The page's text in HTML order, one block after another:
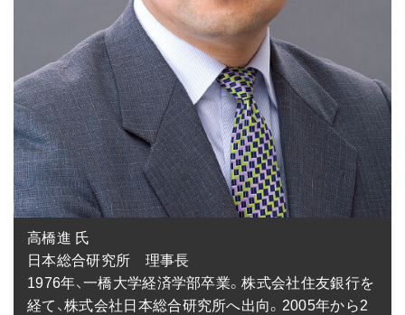
高橋進 氏
日本総合研究所　理事長
1976年、一橋大学経済学部卒業。株式会社住友銀行を
経て、株式会社日本総合研究所へ出向。2005年から2